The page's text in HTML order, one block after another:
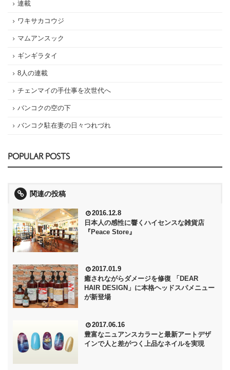
連載
ワキサカコウジ
マムアンスック
ギンギラタイ
8人の連載
チェンマイの手仕事を次世代へ
バンコクの空の下
バンコク駐在妻の日々つれづれ
POPULAR POSTS
関連の投稿
2016.12.8
日本人の感性に響くハイセンスな雑貨店
『Peace Store』
2017.01.9
癒されながらダメージを修復 「DEAR
HAIR DESIGN」に本格ヘッドスパメニュー
が新登場
2017.06.16
豊富なニュアンスカラーと最新アートデザ
インで人と差がつく上品なネイルを実現